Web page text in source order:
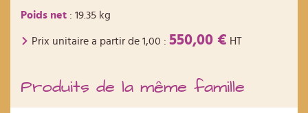
Poids net : 19.35 kg
Prix unitaire a partir de 1,00 : 550,00 € HT
Produits de la même famille